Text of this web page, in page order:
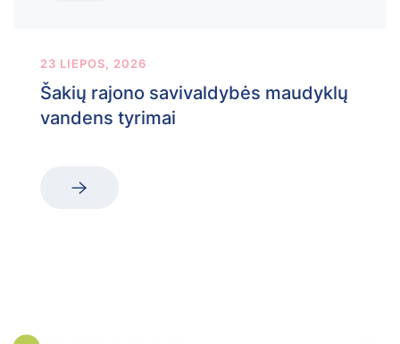
23 LIEPOS, 2026
Šakių rajono savivaldybės maudyklų
vandens tyrimai